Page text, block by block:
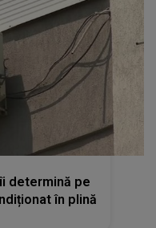
determină pe
în plină